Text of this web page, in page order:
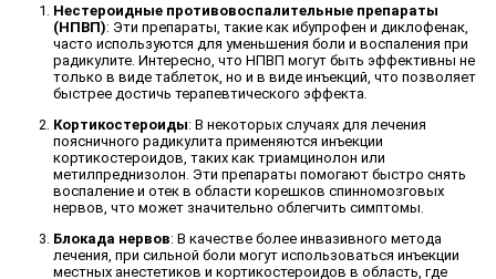
Нестероидные противовоспалительные препараты
(НПВП): Эти препараты, такие как ибупрофен и диклофенак,
часто используются для уменьшения боли и воспаления при
радикулите. Интересно, что НПВП могут быть эффективны не
только в виде таблеток, но и в виде инъекций, что позволяет
быстрее достичь терапевтического эффекта.
Кортикостероиды: В некоторых случаях для лечения
поясничного радикулита применяются инъекции
кортикостероидов, таких как триамцинолон или
метилпреднизолон. Эти препараты помогают быстро снять
воспаление и отек в области корешков спинномозговых
нервов, что может значительно облегчить симптомы.
Блокада нервов: В качестве более инвазивного метода
лечения, при сильной боли могут использоваться инъекции
местных анестетиков и кортикостероидов в область, где